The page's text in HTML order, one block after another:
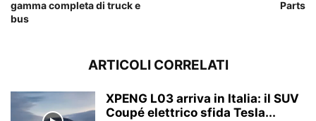
gamma completa di truck e
bus
Parts
ARTICOLI CORRELATI
XPENG L03 arriva in Italia: il SUV
Coupé elettrico sfida Tesla...